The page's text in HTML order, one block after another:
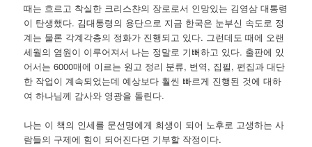
때는 흐르고 착실한 크리스챤의 장로로서 인망있는 김영삼 대통령
이 탄생했다. 김대통령의 용단으로 지금 한국은 눈부신 속도로 정
계는 물론 각계각층의 정화가 진행되고 있다. 그런데도 때에 오랜
세월의 염원이 이루어져서 나는 정말로 기뻐하고 있다. 출판에 있
어서는 6000매에 이르는 원고 정리 분류, 번역, 집필, 편집과 대단
한 작업이 계속되었는데 예상보다 훨씬 빠르게 진행된 것에 대하
여 하나님께 감사와 영광을 돌린다.
나는 이 책의 인세를 문선명에게 희생이 되어 노후로 고생하는 사
람들의 구제에 힘이 되어진다면 기부할 작정이다.